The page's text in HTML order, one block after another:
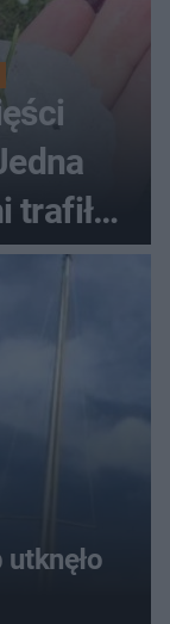
trafiła